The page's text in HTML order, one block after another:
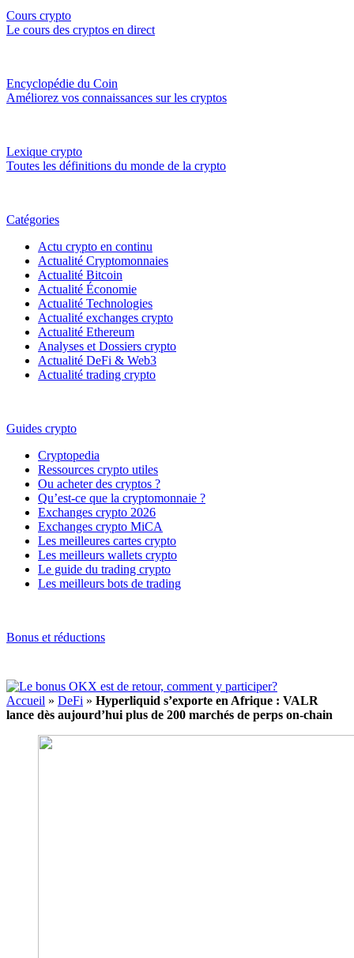
Cours crypto
Le cours des cryptos en direct
Encyclopédie du Coin
Améliorez vos connaissances sur les cryptos
Lexique crypto
Toutes les définitions du monde de la crypto
Catégories
Actu crypto en continu
Actualité Cryptomonnaies
Actualité Bitcoin
Actualité Économie
Actualité Technologies
Actualité exchanges crypto
Actualité Ethereum
Analyses et Dossiers crypto
Actualité DeFi & Web3
Actualité trading crypto
Guides crypto
Cryptopedia
Ressources crypto utiles
Ou acheter des cryptos ?
Qu’est-ce que la cryptomonnaie ?
Exchanges crypto 2026
Exchanges crypto MiCA
Les meilleures cartes crypto
Les meilleurs wallets crypto
Le guide du trading crypto
Les meilleurs bots de trading
Bonus et réductions
Accueil » DeFi » Hyperliquid s’exporte en Afrique : VALR
lance dès aujourd’hui plus de 200 marchés de perps on-chain